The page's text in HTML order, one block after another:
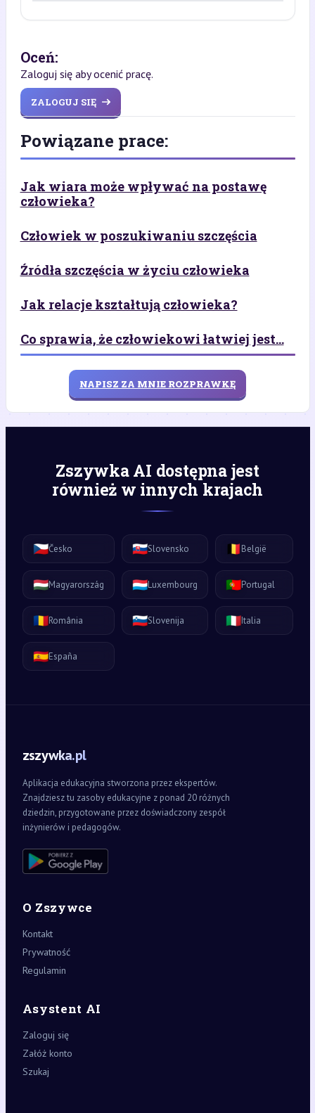
Oceń:
Zaloguj się aby ocenić pracę.
ZALOGUJ SIĘ
Powiązane prace:
Jak wiara może wpływać na postawę
człowieka?
Człowiek w poszukiwaniu szczęścia
Źródła szczęścia w życiu człowieka
Jak relacje kształtują człowieka?
Co sprawia, że człowiekowi łatwiej jest...
NAPISZ ZA MNIE ROZPRAWKĘ
Zszywka AI dostępna jest
również w innych krajach
🇨🇿Česko 🇸🇰Slovensko 🇧🇪België
🇭🇺Magyarország 🇱🇺Luxembourg 🇵🇹Portugal
🇷🇴România 🇸🇮Slovenija 🇮🇹Italia
🇪🇸España
zszywka.pl
Aplikacja edukacyjna stworzona przez ekspertów.
Znajdziesz tu zasoby edukacyjne z ponad 20 różnych
dziedzin, przygotowane przez doświadczony zespół
inżynierów i pedagogów.
O Zszywce
Kontakt
Prywatność
Regulamin
Asystent AI
Zaloguj się
Załóż konto
Szukaj